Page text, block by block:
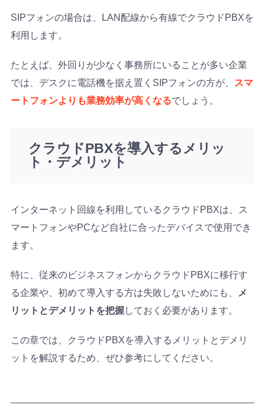
SIPフォンの場合は、LAN配線から有線でクラウドPBXを
利用します。
たとえば、外回りが少なく事務所にいることが多い企業
では、デスクに電話機を据え置くSIPフォンの方が、
スマ
ートフォンよりも業務効率が高くなるでしょう。
クラウドPBXを導入するメリッ
ト・デメリット
インターネット回線を利用しているクラウドPBXは、ス
マートフォンやPCなど自社に合ったデバイスで使用でき
ます。
特に、従来のビジネスフォンからクラウドPBXに移行す
る企業や、初めて導入する方は失敗しないためにも、
メ
リットとデメリットを把握しておく必要があります。
この章では、クラウドPBXを導入するメリットとデメリ
ットを解説するため、ぜひ参考にしてください。